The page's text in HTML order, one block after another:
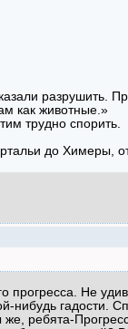
разрушить.
как животные.»
трудно спорить.
до Химеры,
прогресса. Не
гадости.
ребята-